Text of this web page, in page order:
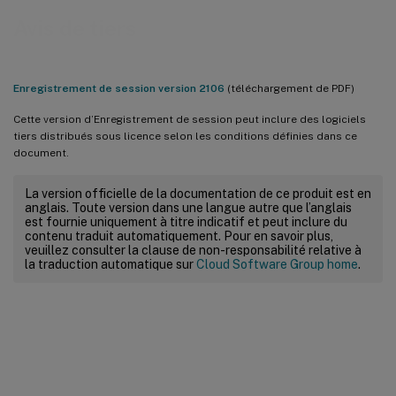
Enregistrement de session version 2106 (téléchargement de PDF)
Cette version d’Enregistrement de session peut inclure des logiciels
tiers distribués sous licence selon les conditions définies dans ce
document.
La version officielle de la documentation de ce produit est en
anglais. Toute version dans une langue autre que l’anglais
est fournie uniquement à titre indicatif et peut inclure du
contenu traduit automatiquement. Pour en savoir plus,
veuillez consulter la clause de non-responsabilité relative à
la traduction automatique surCloud Software Group home.